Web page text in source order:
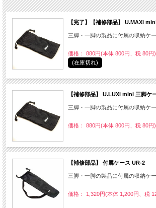
【完了】【補修部品】 U.MAXi
三脚・一脚の製品に付属の収納ケ
価格： 880円(本体 800円、税 80円)
(在庫切れ)
【補修部品】 U.LUXi mini 三脚ケ
三脚・一脚の製品に付属の収納ケ
価格： 880円(本体 800円、税 80円)
【補修部品】 付属ケース UR-2
三脚・一脚の製品に付属の収納ケ
価格： 1,320円(本体 1,200円、税